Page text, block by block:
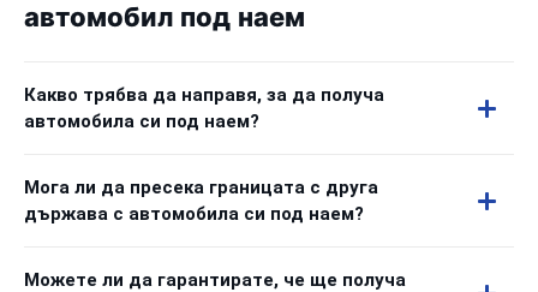
автомобил под наем
Какво трябва да направя, за да получа
автомобила си под наем?
Мога ли да пресека границата с друга
държава с автомобила си под наем?
Можете ли да гарантирате, че ще получа